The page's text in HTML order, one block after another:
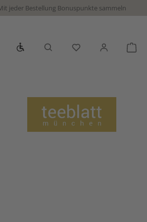
jeder Bestellung Bonuspunkte sammeln
Werkzeugleiste anzeigen
Du hast 0